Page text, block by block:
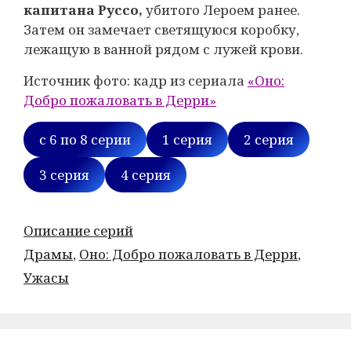
капитана Руссо, убитого Лероем ранее.
Затем он замечает светящуюся коробку,
лежащую в ванной рядом с лужей крови.
Источник фото: кадр из сериала «Оно:
Добро пожаловать в Дерри»
с 6 по 8 серии 1 серия
2 серия
3 серия
4 серия
Рубрики
Описание серий
Метки
Драмы, Оно: Добро пожаловать в Дерри,
Ужасы